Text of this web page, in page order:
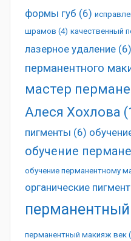
формы губ (6)
шрамов (4) качественный
лазерное удаление (6)
перманентного
мастер
Алеся Хохлова
пигменты (6)
обучение
обучение перманентному
органические
перманентный макияж век